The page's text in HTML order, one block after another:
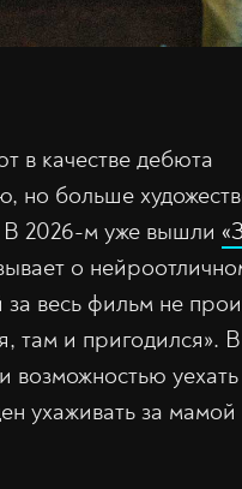
в качестве дебюта
но больше
В 2026-м уже вышли
о
весь фильм не
там и пригодился».
уехать
ухаживать за